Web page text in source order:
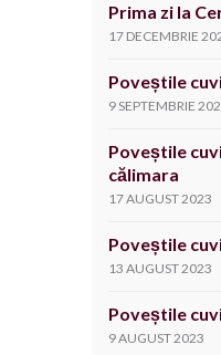
Prima zi la
17 DECEMBRIE
Poveștile
9 SEPTEMBRIE
Poveștile
călimara
17 AUGUST 2023
Poveștile
13 AUGUST 2023
Poveștile
9 AUGUST 2023